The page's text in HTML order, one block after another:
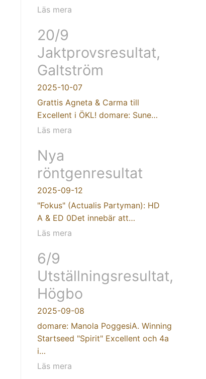
Läs mera
20/9
Jaktprovsresultat,
Galtström
2025-10-07
Grattis Agneta & Carma till
Excellent i ÖKL! domare: Sune…
Läs mera
Nya
röntgenresultat
2025-09-12
"Fokus" (Actualis Partyman): HD
A & ED 0Det innebär att…
Läs mera
6/9
Utställningsresultat,
Högbo
2025-09-08
domare: Manola PoggesiA. Winning
Startseed "Spirit" Excellent och 4a
i…
Läs mera